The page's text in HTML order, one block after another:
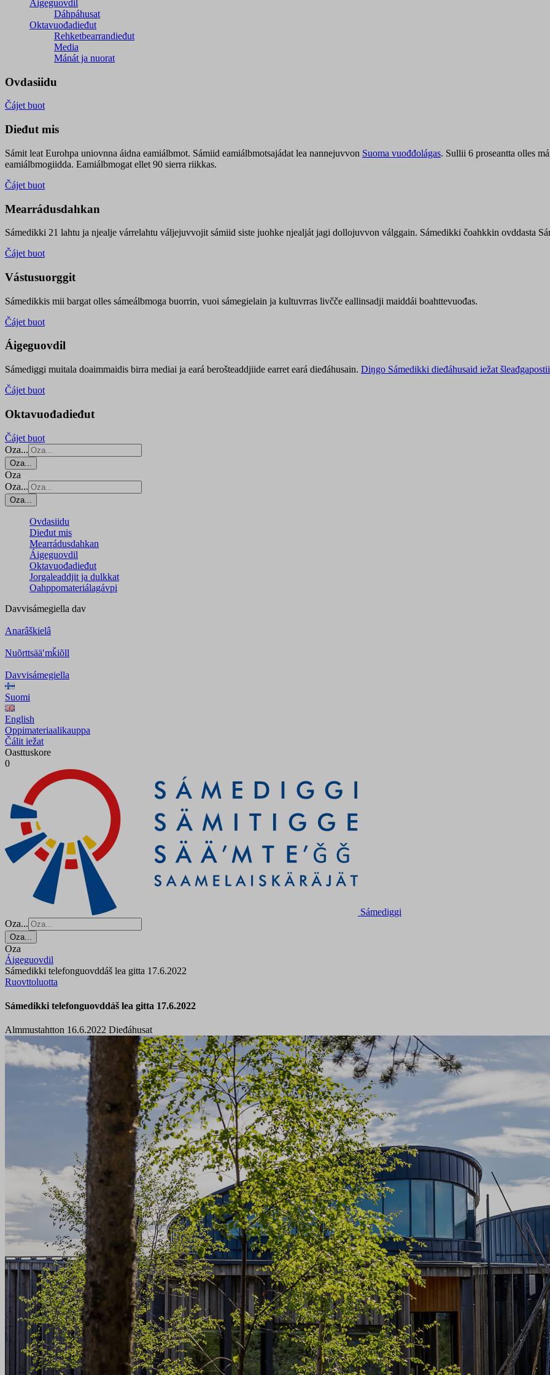
Áigeguovdil
Dáhpáhusat
Oktavuođadieđut
Rehketbearrandieđut
Media
Mánát ja nuorat
Ovdasiidu
Čájet buot
Dieđut mis
Sámit leat Eurohpa uniovnna áidna eamiálbmot. Sámiid eamiálbmotsajádat lea nannejuvvon Suoma vuođđolágas. Sullii 6 proseantta olles
eamiálbmogiidda. Eamiálbmogat ellet 90 sierra riikkas.
Čájet buot
Mearrádusdahkan
Sámedikki 21 lahtu ja njealje várrelahtu váljejuvvojit sámiid siste juohke njealját jagi dollojuvvon válggain. Sámedikki čoahkkin ovddasta
Čájet buot
Vástusuorggit
Sámedikkis mii bargat olles sámeálbmoga buorrin, vuoi sámegielain ja kultuvrras livčče eallinsadji maiddái boahttevuođas.
Čájet buot
Áigeguovdil
Sámediggi muitala doaimmaidis birra mediai ja eará berošteaddjiide earret eará dieđáhusain. Diŋgo Sámedikki dieđáhusaid iežat šleađgapostii
Čájet buot
Oktavuođadieđut
Čájet buot
Oza...
Oza...
Oza
Oza...
Oza...
Ovdasiidu
Dieđut mis
Mearrádusdahkan
Áigeguovdil
Oktavuođadieđut
Jorgaleaddjit ja dulkkat
Oahppomateriálagávpi
Davvisámegiella dav
Anarâškielâ
Nuõrttsääʹmǩiõll
Davvisámegiella
Suomi
English
Oppimateriaalikauppa
Čálit iežat
Oasttuskore
0
Sámediggi
Oza...
Oza...
Oza
Áigeguovdil
Sámedikki telefonguovddáš lea gitta 17.6.2022
Ruovttoluotta
Sámedikki telefonguovddáš lea gitta 17.6.2022
Almmustahtton 16.6.2022 Dieđáhusat